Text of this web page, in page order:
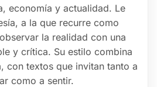
economía y actualidad. Le
a la que recurre como
la realidad con una
y crítica. Su estilo combina
con textos que invitan tanto a
como a sentir.